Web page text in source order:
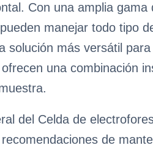
Con una amplia
manejar todo tipo
solución más versátil
una combinación
del Celda de
de